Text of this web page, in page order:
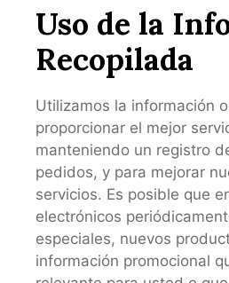
Uso de la
Recopilada
Utilizamos la información
proporcionar el mejor
manteniendo un registro
pedidos, y para mejorar
servicios. Es posible que
electrónicos
especiales, nuevos
información promocional